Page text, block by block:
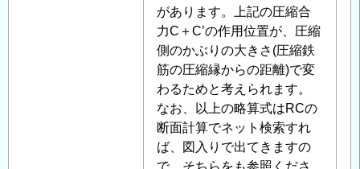
があります。上記の圧縮合
力C＋C’の作用位置が、圧縮
側のかぶりの大きさ(圧縮鉄
筋の圧縮縁からの距離)で変
わるためと考えられます。
なお、以上の略算式はRCの
断面計算でネット検索すれ
ば、図入りで出てきますの
で、そちらをも参照くださ